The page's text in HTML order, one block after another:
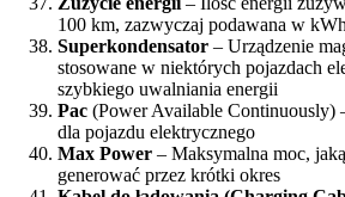
100 km, zazwyczaj podawana w
Superkondensator – Urządzenie
stosowane w niektórych pojazdach
szybkiego uwalniania energii
Pac (Power Available Continuously)
dla pojazdu elektrycznego
Max Power – Maksymalna moc,
generować przez krótki okres